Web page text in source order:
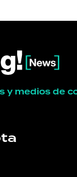
y medios de